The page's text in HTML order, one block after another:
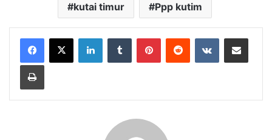
kutai timur Ppp kutim
LinkedInTumblr PinterestReddit VKontakteShare via Email
Print